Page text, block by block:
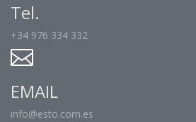
Tel.
+34 976 334 332
EMAIL
info@esto.com.es